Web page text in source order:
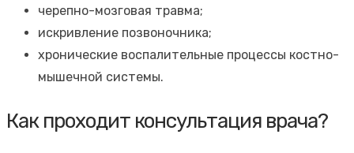
черепно-мозговая травма;
искривление позвоночника;
хронические воспалительные процессы костно-
мышечной системы.
Как проходит консультация врача?